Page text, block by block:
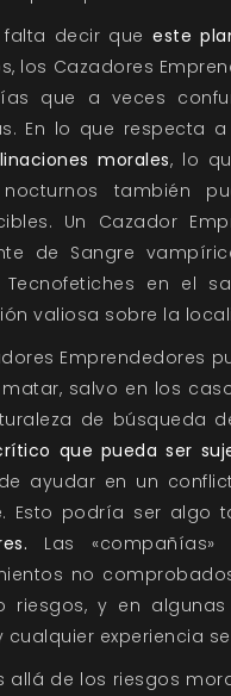
decir que este
los Cazadores
que a veces
En lo que respecta
morales, lo
nocturnos también
Un Cazador
de Sangre
Tecnofetiches en el
valiosa sobre la
Emprendedores
salvo en los
de búsqueda
que pueda ser
ayudar en un
Esto podría ser algo
Las
no
riesgos, y en
cualquier experiencia
allá de los riesgos